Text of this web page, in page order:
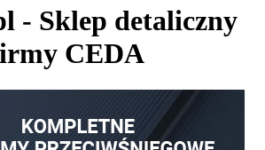
- Sklep detaliczny
CEDA